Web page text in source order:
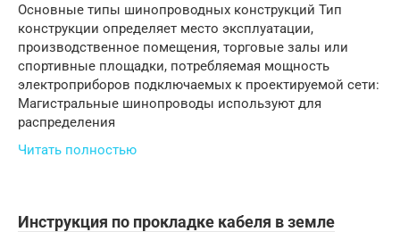
Основные типы шинопроводных конструкций Тип
конструкции определяет место эксплуатации,
производственное помещения, торговые залы или
спортивные площадки, потребляемая мощность
электроприборов подключаемых к проектируемой сети:
Магистральные шинопроводы используют для
распределения
Читать полностью
Инструкция по прокладке кабеля в земле